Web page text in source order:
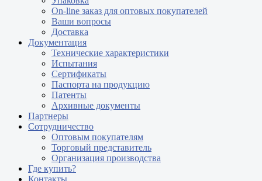
On-line заказ для оптовых покупателей
Ваши вопросы
Доставка
Документация
Технические характеристики
Испытания
Сертификаты
Паспорта на продукцию
Патенты
Архивные документы
Партнеры
Сотрудничество
Оптовым покупателям
Торговый представитель
Организация производства
Где купить?
Контакты